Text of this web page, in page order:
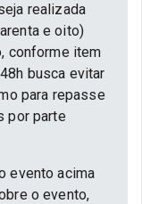
realizada
e oito)
conforme item
busca evitar
para repasse
por parte
evento acima
o evento,